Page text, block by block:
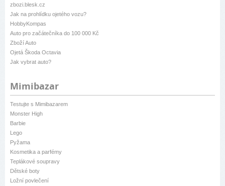
zbozi.blesk.cz
Jak na prohlídku ojetého vozu?
HobbyKompas
Auto pro začátečníka do 100 000 Kč
Zboží Auto
Ojetá Škoda Octavia
Jak vybrat auto?
Mimibazar
Testujte s Mimibazarem
Monster High
Barbie
Lego
Pyžama
Kosmetika a parfémy
Teplákové soupravy
Dětské boty
Ložní povlečení